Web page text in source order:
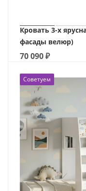
Кровать 3-х
фасады велюр)
70 090₽
Советуем